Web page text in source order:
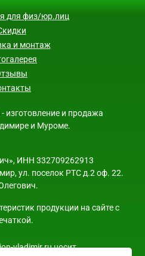
для физ/юр.лиц
и монтаж
изготовление и продажа
и Муроме.
ИНН 332709262913
ул. поселок РТС д.2 оф. 22.
продукции на сайте с
vladimir.ru носит